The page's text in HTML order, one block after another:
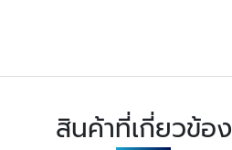
สินค้าที่เกี่ยวข้อง